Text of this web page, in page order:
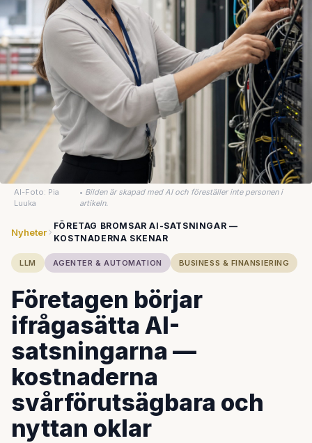
AI-Foto: Pia
Luuka
• Bilden är skapad med AI och föreställer inte personen i
artikeln.
Nyheter
FÖRETAG BROMSAR AI-SATSNINGAR —
KOSTNADERNA SKENAR
LLM AGENTER & AUTOMATION BUSINESS & FINANSIERING
Företagen börjar
ifrågasätta AI-
satsningarna —
kostnaderna
svårförutsägbara och
nyttan oklar